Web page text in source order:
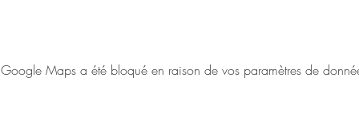
Google Maps a été bloqué en raison de vos paramètres de